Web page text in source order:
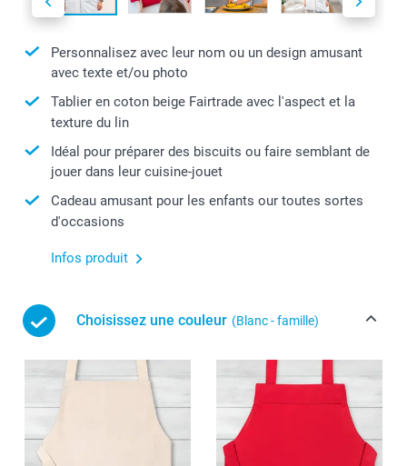
Personnalisez avec leur nom ou un design amusant
avec texte et/ou photo
Tablier en coton beige Fairtrade avec l'aspect et la
texture du lin
Idéal pour préparer des biscuits ou faire semblant de
jouer dans leur cuisine-jouet
Cadeau amusant pour les enfants our toutes sortes
d'occasions
Infos produit
Choisissez une couleur (Blanc - famille)